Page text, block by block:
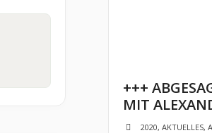
+++
MIT
2020, AKTUELLES,